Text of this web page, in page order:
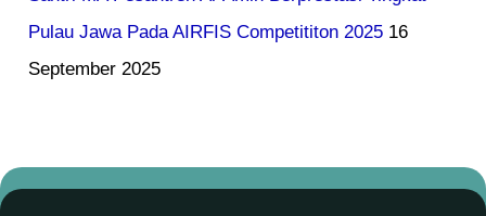
Pulau Jawa Pada AIRFIS Competititon 2025 16
September 2025